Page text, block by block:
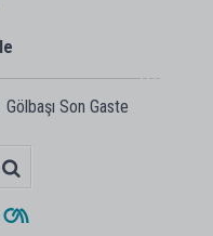
Gölbaşı Son Gaste